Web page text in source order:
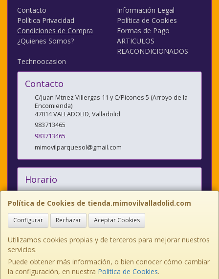
Política de Cookies de tienda.mimovilvalladolid.com
Configurar Rechazar Aceptar Cookies
Utilizamos cookies propias y de terceros para mejorar nuestros
servicios.
Puede obtener más información, o bien conocer cómo cambiar
la configuración, en nuestra Política de Cookies.
Contacto
Información Legal
Política Privacidad
Política de Cookies
Condiciones de Compra
Formas de Pago
¿Quienes Somos?
ARTICULOS
REACONDICIONADOS
Technoocasion
Contacto
C/Juan Mtnez Villergas 11 y C/Picones 5 (Arroyo de la
Encomienda)
47014VALLADOLID,Valladolid
983713465
983713465
mimovilparquesol@gmail.com
Horario
10:00/14:00 y 17:00/20:30
C/JUAN MARTINEZ VILLERGAS nº 11, 47014, Valladolid, España. - Tfno:
983713465
C/PICONES nº 5, 47195, Arroyo de la Encomienda Valladolid Tlno:
983641214